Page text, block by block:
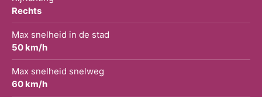
Rechts
Max snelheid in de stad
50 km/h
Max snelheid snelweg
60 km/h